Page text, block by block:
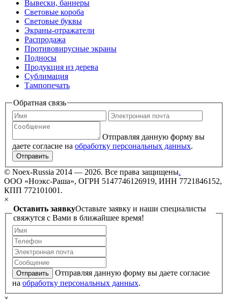
Вывески, баннеры
Световые короба
Световые буквы
Экраны-отражатели
Распродажа
Противовирусные экраны
Подносы
Продукция из дерева
Сублимация
Тампопечать
Обратная связь
Отправляя данную форму вы
даете согласие на обработку персональных данных.
Отправить
© Noex-Russia 2014 — 2026. Все права защищены.
ООО «Ноэкс-Раша», ОГРН 5147746126919, ИНН 7721846152,
КПП 772101001.
×
Оставить заявкуОставьте заявку и наши специалисты
свяжутся с Вами в ближайшее время!
Отправить
Отправляя данную форму вы даете согласие
на обработку персональных данных.